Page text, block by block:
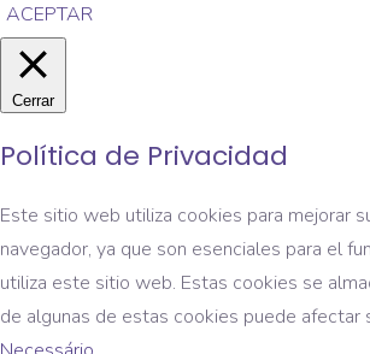
ACEPTAR
Cerrar
Política de Privacidad
Este sitio web utiliza cookies para mejorar
navegador, ya que son esenciales para el
utiliza este sitio web. Estas cookies se
de algunas de estas cookies puede afectar